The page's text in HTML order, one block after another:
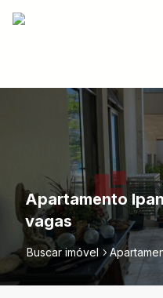
Apartamento
vagas
Buscar imóvel